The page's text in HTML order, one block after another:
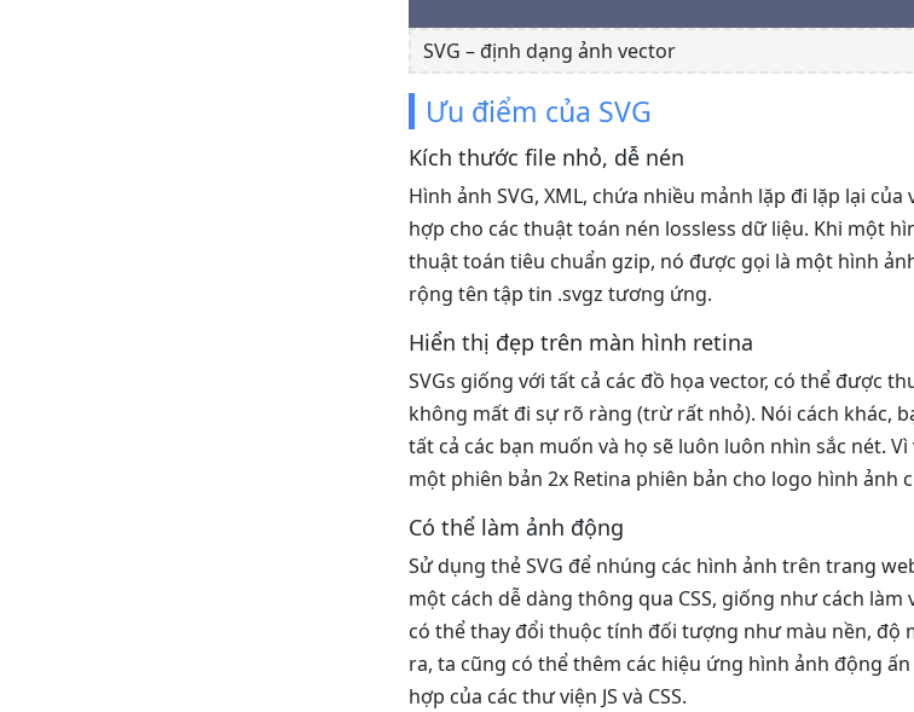
SVG – định dạng ảnh vector
Ưu điểm của SVG
Kích thước file nhỏ, dễ nén
Hình ảnh SVG, XML, chứa nhiều mảnh lặp đi lặp lại
hợp cho các thuật toán nén lossless dữ liệu. Khi một
thuật toán tiêu chuẩn gzip, nó được gọi là một hình
rộng tên tập tin .svgz tương ứng.
Hiển thị đẹp trên màn hình retina
SVGs giống với tất cả các đồ họa vector, có thể được
không mất đi sự rõ ràng (trừ rất nhỏ). Nói cách khác,
tất cả các bạn muốn và họ sẽ luôn luôn nhìn sắc nét.
một phiên bản 2x Retina phiên bản cho logo hình ảnh
Có thể làm ảnh động
Sử dụng thẻ SVG để nhúng các hình ảnh trên trang
một cách dễ dàng thông qua CSS, giống như cách
có thể thay đổi thuộc tính đối tượng như màu nền, độ
ra, ta cũng có thể thêm các hiệu ứng hình ảnh động
hợp của các thư viện JS và CSS.